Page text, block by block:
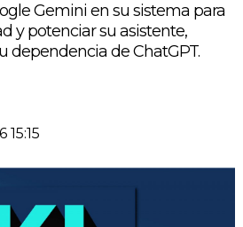
Gemini en su sistema para
y potenciar su asistente,
dependencia de ChatGPT.
15:15